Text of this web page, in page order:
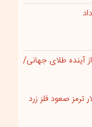
آینده طلای جهانی/
ترمز صعود فلز زرد